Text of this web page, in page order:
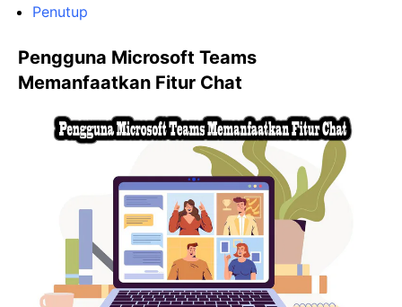
Penutup
Pengguna Microsoft Teams
Memanfaatkan Fitur Chat